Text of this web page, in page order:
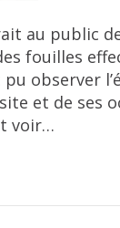
au public
fouilles
observer
et de ses
voir…